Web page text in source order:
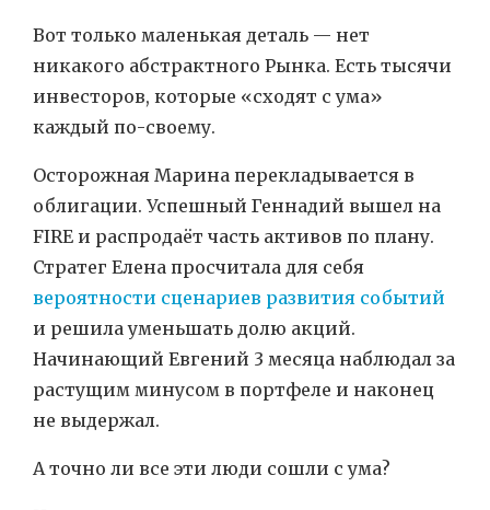
Вот только маленькая деталь — нет
никакого абстрактного Рынка. Есть тысячи
инвесторов, которые «сходят с ума»
каждый по-своему.
Осторожная Марина перекладывается в
облигации. Успешный Геннадий вышел на
FIRE и распродаёт часть активов по плану.
Стратег Елена просчитала для себя
вероятности сценариев развития событий
и решила уменьшать долю акций.
Начинающий Евгений 3 месяца наблюдал за
растущим минусом в портфеле и наконец
не выдержал.
А точно ли все эти люди сошли с ума?